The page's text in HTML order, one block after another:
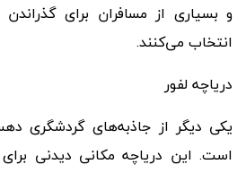
و بسیاری از مسافران برای
انتخاب میکنند.
دریاچه لفور
یکی دیگر از جاذبههای گردشگری
است. این دریاچه مکانی دیدنی